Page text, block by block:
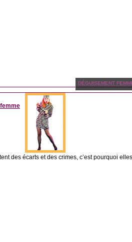
DÉGUISEMENT
des écarts et des crimes, c’est pourquoi